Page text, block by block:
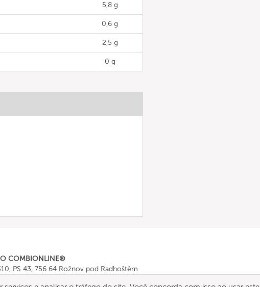
5,8 g
0,6 g
2,5 g
0 g
COMBIONLINE®
PS 43, 756 64 Rožnov pod Radhoštěm